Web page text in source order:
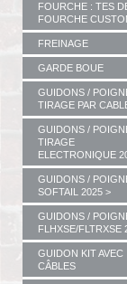
FOURCHE : TES
FOURCHE
FREINAGE
GARDE BOUE
GUIDONS /
TIRAGE PAR
GUIDONS /
TIRAGE
ELECTRONIQUE
GUIDONS /
SOFTAIL 2025 >
GUIDONS /
FLHXSE/FLTRXSE
GUIDON KIT AVEC
CÂBLES